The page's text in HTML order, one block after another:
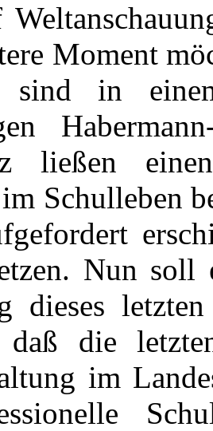
Moment
in
ließen
Schulleben
Nun
dieses
daß die
im